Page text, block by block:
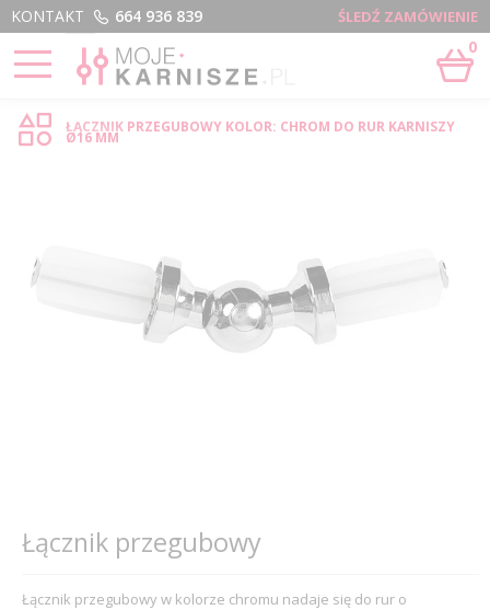
Menu
KONTAKT ŚLEDŹ ZAMÓWIENIE
664 936 839
0
STRONA GŁÓWNA › ŁĄCZNIK PRZEGUBOWY - SKLEP INTERNETOWY
ŁĄCZNIK PRZEGUBOWY KOLOR: CHROM DO RUR KARNISZY
Ø16 MM
Łącznik przegubowy
Łącznik przegubowy w kolorze chromu nadaje się do rur o